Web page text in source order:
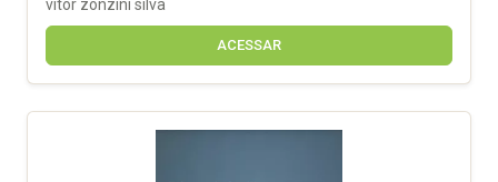
vitor zonzini silva
ACESSAR